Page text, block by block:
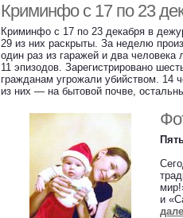
Криминфо с 17 по 23
Криминфо с 17 по 23 декабря в
29 из них раскрыты. За неделю
один раз из гаражей и два
11 эпизодов. Зарегистрировано
гражданам угрожали убийством. 14
из них — на бытовой почве,
и